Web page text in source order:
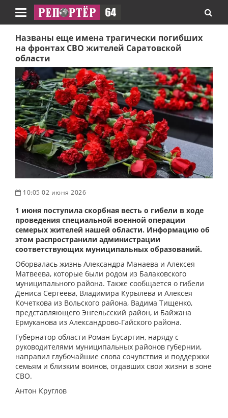
Навигация
Названы еще имена трагически погибших
на фронтах СВО жителей Саратовской
области
10:05 02 июня 2026
1 июня поступила скорбная весть о гибели в ходе
проведения специальной военной операции
семерых жителей нашей области. Информацию об
этом распространили администрации
соответствующих муниципальных образований.
Оборвалась жизнь Александра Манаева и Алексея
Матвеева, которые были родом из Балаковского
муниципального района. Также сообщается о гибели
Дениса Сергеева, Владимира Курылева и Алексея
Кочеткова из Вольского района, Вадима Тищенко,
представляющего Энгельсский район, и Байжана
Ермуканова из Александрово-Гайского района.
Губернатор области Роман Бусаргин, наряду с
руководителями муниципальных районов губернии,
направил глубочайшие слова сочувствия и поддержки
семьям и близким воинов, отдавших свои жизни в зоне
СВО.
Антон Круглов